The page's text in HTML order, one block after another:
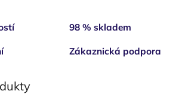
98 % skladem
Zákaznická podpora